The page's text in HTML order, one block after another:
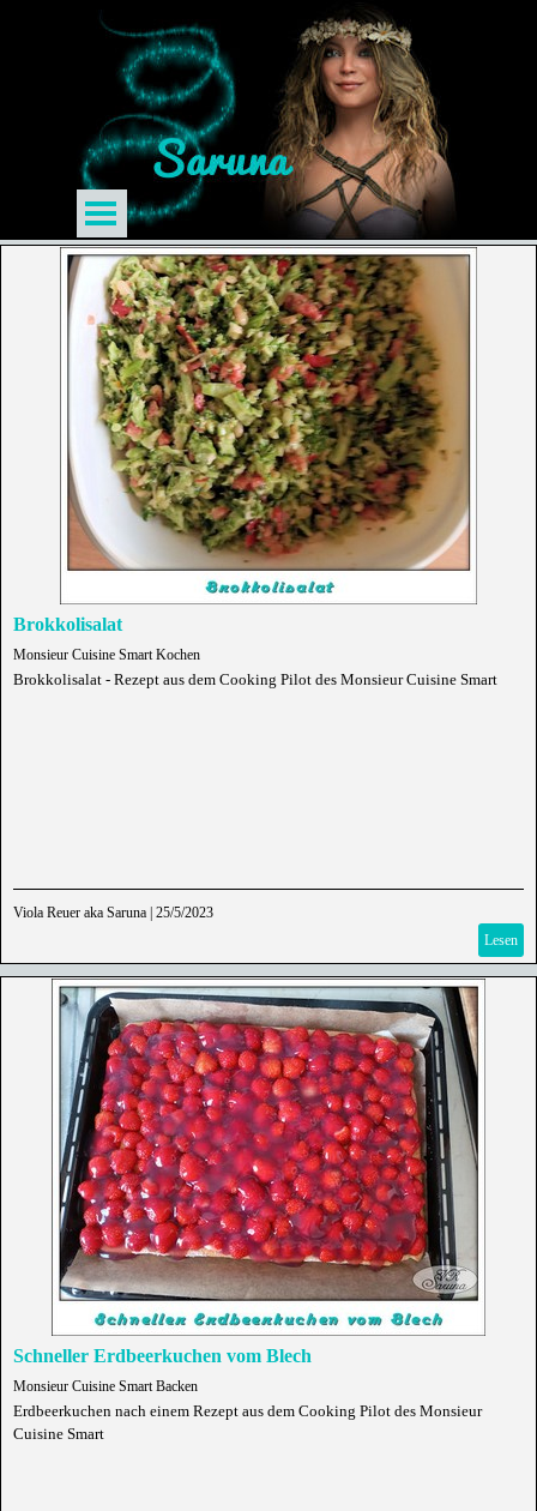
Brokkolisalat
Monsieur Cuisine Smart Kochen
Brokkolisalat - Rezept aus dem Cooking Pilot des Monsieur Cuisine Smart
Viola Reuer aka Saruna 25/5/2023
Lesen
Schneller Erdbeerkuchen vom Blech
Monsieur Cuisine Smart Backen
Erdbeerkuchen nach einem Rezept aus dem Cooking Pilot des Monsieur
Cuisine Smart